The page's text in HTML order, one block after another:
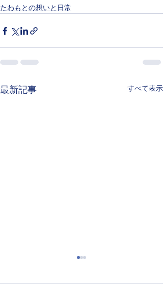
たわもとの想いと日常
最新記事 すべて表示